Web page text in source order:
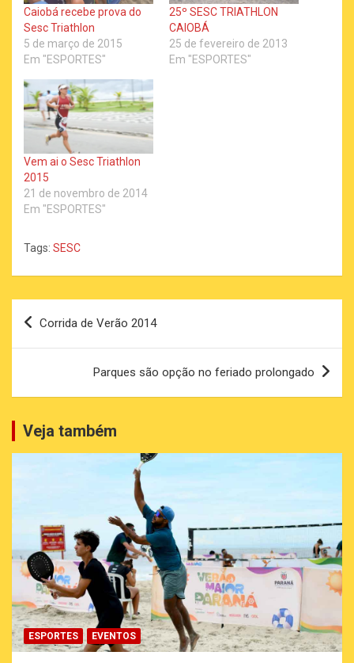
Caiobá recebe prova do
Sesc Triathlon
5 de março de 2015
Em "ESPORTES"
25º SESC TRIATHLON
CAIOBÁ
25 de fevereiro de 2013
Em "ESPORTES"
Vem ai o Sesc Triathlon
2015
21 de novembro de 2014
Em "ESPORTES"
Tags: SESC
Navegação
Corrida de Verão 2014
Parques são opção no feriado prolongado
Veja também
ESPORTES EVENTOS